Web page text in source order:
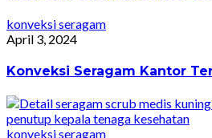
konveksi seragam
April 3, 2024
Konveksi Seragam Kantor
konveksi seragam